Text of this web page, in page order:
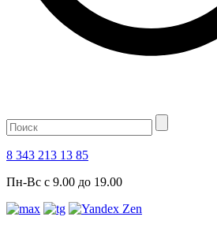
8 343 213 13 85
Пн-Вс с 9.00 до 19.00